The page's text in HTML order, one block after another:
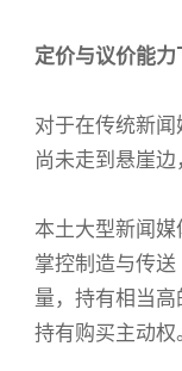
定价与议价能力
对于在传统新
尚未走到悬崖
本土大型新闻
掌控制造与传
量，持有相当
持有购买主动权